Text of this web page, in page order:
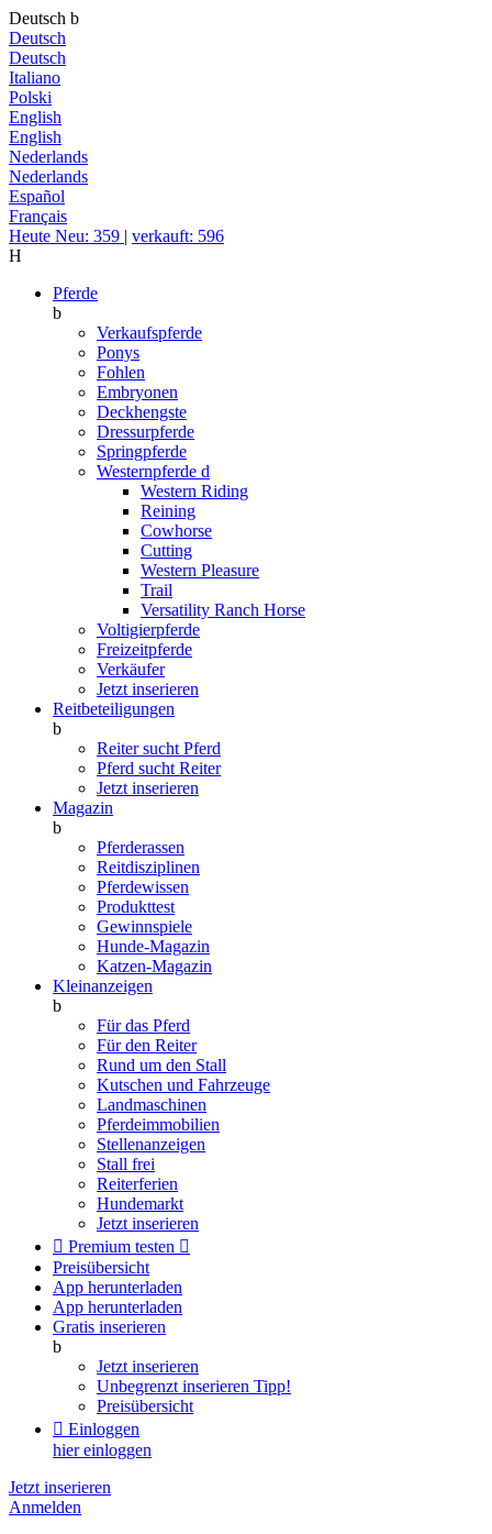
Deutsch b
Deutsch
Deutsch
Italiano
Polski
English
English
Nederlands
Nederlands
Español
Français
Heute Neu: 359 | verkauft: 596
H
Pferde
b
Verkaufspferde
Ponys
Fohlen
Embryonen
Deckhengste
Dressurpferde
Springpferde
Westernpferde d
Western Riding
Reining
Cowhorse
Cutting
Western Pleasure
Trail
Versatility Ranch Horse
Voltigierpferde
Freizeitpferde
Verkäufer
Jetzt inserieren
Reitbeteiligungen
b
Reiter sucht Pferd
Pferd sucht Reiter
Jetzt inserieren
Magazin
b
Pferderassen
Reitdisziplinen
Pferdewissen
Produkttest
Gewinnspiele
Hunde-Magazin
Katzen-Magazin
Kleinanzeigen
b
Für das Pferd
Für den Reiter
Rund um den Stall
Kutschen und Fahrzeuge
Landmaschinen
Pferdeimmobilien
Stellenanzeigen
Stall frei
Reiterferien
Hundemarkt
Jetzt inserieren
 Premium testen 
Preisübersicht
App herunterladen
App herunterladen
Gratis inserieren
b
Jetzt inserieren
Unbegrenzt inserieren Tipp!
Preisübersicht
 Einloggen
hier einloggen
Jetzt inserieren
Anmelden